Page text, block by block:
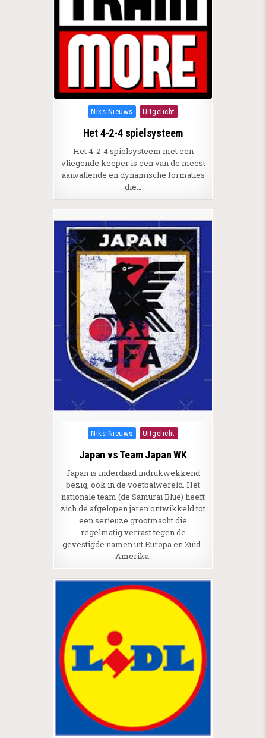
Posted in
Niks Nieuws Uitgelicht
Het 4-2-4 spielsysteem
Het 4-2-4 spielsysteem met een
vliegende keeper is een van de meest
aanvallende en dynamische formaties
die…
Posted in
Niks Nieuws Uitgelicht
Japan vs Team Japan WK
Japan is inderdaad indrukwekkend
bezig, ook in de voetbalwereld. Het
nationale team (de Samurai Blue) heeft
zich de afgelopen jaren ontwikkeld tot
een serieuze grootmacht die
regelmatig verrast tegen de
gevestigde namen uit Europa en Zuid-
Amerika.